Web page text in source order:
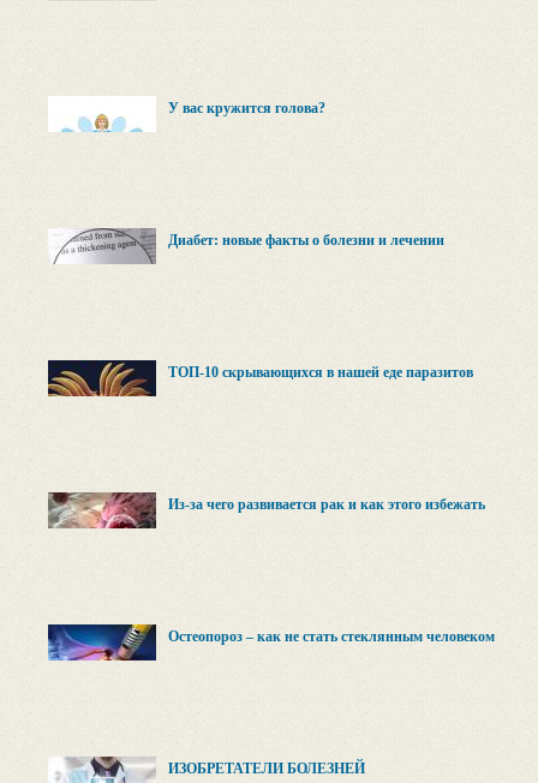
У вас кружится голова?
Диабет: новые факты о болезни и лечении
ТОП-10 скрывающихся в нашей еде паразитов
Из-за чего развивается рак и как этого избежать
Остеопороз – как не стать стеклянным человеком
ИЗОБРЕТАТЕЛИ БОЛЕЗНЕЙ